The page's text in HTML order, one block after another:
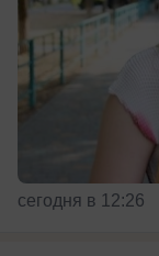
сегодня в 12:26